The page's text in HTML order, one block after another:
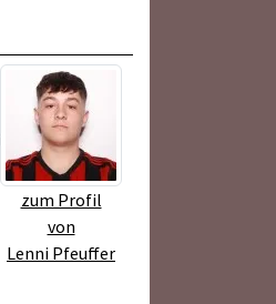
zum Profil
von
Lenni Pfeuffer